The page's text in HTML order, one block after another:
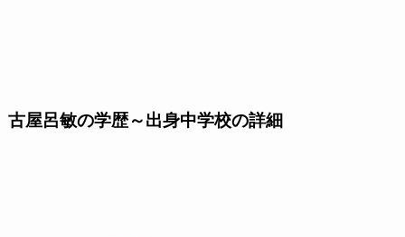
古屋呂敏の学歴～出身中学校の詳細